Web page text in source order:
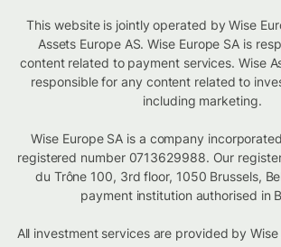
This website is jointly operated by Wise
Assets Europe AS. Wise Europe SA is
content related to payment services. Wise
responsible for any content related to
including marketing.
Wise Europe SA is a company
registered number 0713629988. Our
du Trône 100, 3rd floor, 1050 Brussels,
payment institution authorised in
All investment services are provided by Wise